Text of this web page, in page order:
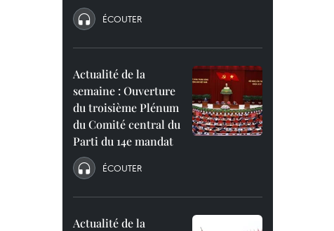
ÉCOUTER
Actualité de la
semaine : Ouverture
du troisième Plénum
du Comité central du
Parti du 14e mandat
ÉCOUTER
Actualité de la